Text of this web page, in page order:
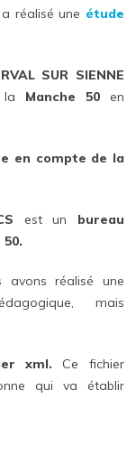
a réalisé une étude
SUR SIENNE
la Manche 50 en
en compte de la
est un bureau
50.
avons réalisé une
mais
xml. Ce fichier
qui va établir